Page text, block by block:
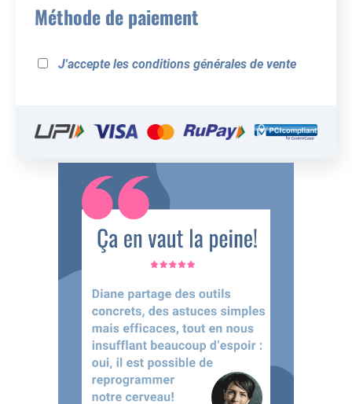
Méthode de paiement
J'accepte les conditions générales de vente